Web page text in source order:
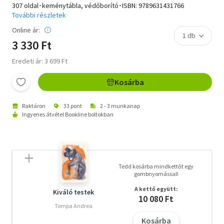
307 oldal･keménytábla, védőborító･ISBN: 9789631431766
További részletek
Online ár:
3 330 Ft
Eredeti ár: 3 699 Ft
Kosárba
Raktáron 33 pont
2 - 3 munkanap
Ingyenes átvétel Bookline boltokban
Kiváló testek
Tompa Andrea
Tedd kosárba mindkettőt egy
gombnyomással!
A kettő együtt:
10 080 Ft
Kosárba